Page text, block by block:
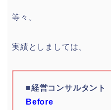
等々。
実績としましては、
■経営コンサルタント
Before